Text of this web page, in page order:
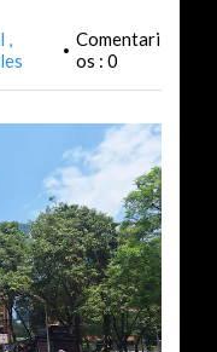
• Comentari
os : 0